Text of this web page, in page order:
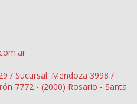
/ Sucursal: Mendoza 3998 /
7772 - (2000) Rosario - Santa